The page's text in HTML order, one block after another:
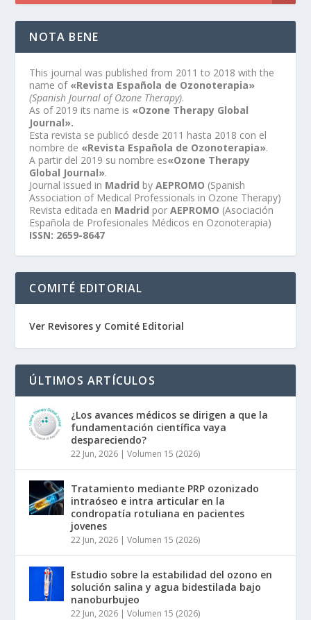
NOTA BENE
This journal was published from 2011 to 2018 with the
name of «Revista Española de Ozonoterapia»
(Spanish Journal of Ozone Therapy).
As of 2019 its name is «Ozone Therapy Global
Journal».
Esta revista se publicó desde 2011 hasta 2018 con el
nombre de «Revista Española de Ozonoterapia».
A partir del 2019 su nombre es«Ozone Therapy
Global Journal».
Journal issued in Madrid byAEPROMO (Spanish
Association of Medical Professionals in Ozone Therapy)
Revista editada en Madrid porAEPROMO (Asociación
Española de Profesionales Médicos en Ozonoterapia)
ISSN: 2659-8647
COMITÉ EDITORIAL
Ver Revisores y Comité Editorial
ÚLTIMOS ARTÍCULOS
¿Los avances médicos se dirigen a que la
fundamentación científica vaya
despareciendo?
22 Jun, 2026 |Volumen 15 (2026)
Tratamiento mediante PRP ozonizado
intraóseo e intra articular en la
condropatía rotuliana en pacientes
jovenes
22 Jun, 2026 |Volumen 15 (2026)
Estudio sobre la estabilidad del ozono en
solución salina y agua bidestilada bajo
nanoburbujeo
22 Jun, 2026 |Volumen 15 (2026)